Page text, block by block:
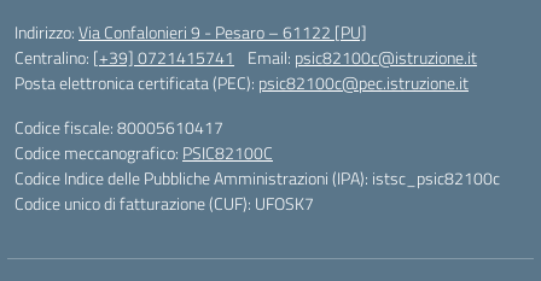
Indirizzo:Via Confalonieri 9 - Pesaro – 61122 [PU]
Centralino: [+39] 0721415741 Email: psic82100c@istruzione.it
Posta elettronica certificata (PEC): psic82100c@pec.istruzione.it
Codice fiscale: 80005610417
Codice meccanografico: PSIC82100C
Codice Indice delle Pubbliche Amministrazioni (IPA): istsc_psic82100c
Codice unico di fatturazione (CUF): UFOSK7